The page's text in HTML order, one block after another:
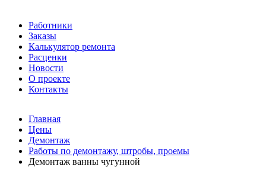
Работники
Заказы
Калькулятор ремонта
Расценки
Новости
О проекте
Контакты
Главная
Цены
Демонтаж
Работы по демонтажу, штробы, проемы
Демонтаж ванны чугунной